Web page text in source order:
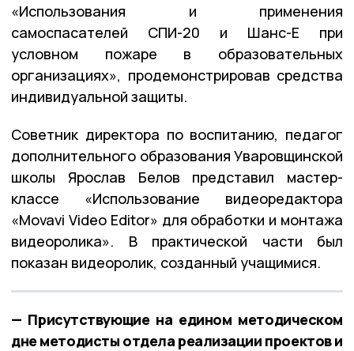
«Использования и применения
самоспасателей СПИ-20 и Шанс-Е при
условном пожаре в образовательных
организациях», продемонстрировав средства
индивидуальной защиты.
Советник директора по воспитанию, педагог
дополнительного образования Уваровщинской
школы Ярослав Белов представил мастер-
классе «Использование видеоредактора
«Movavi Video Editor» для обработки и монтажа
видеоролика». В практической части был
показан видеоролик, созданный учащимися.
— Присутствующие на едином методическом
дне методисты отдела реализации проектов и